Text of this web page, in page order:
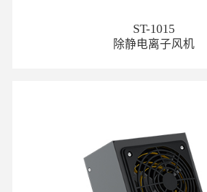
ST-1015
除静电离子风机